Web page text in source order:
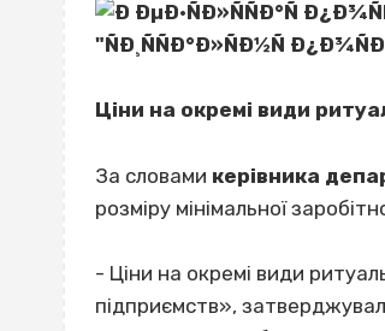
Ціни на окремі види
За словами керівника
розміру мінімальної
- Ціни на окремі види
підприємств»,